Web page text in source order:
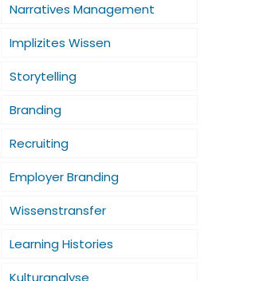
Narratives Management
Implizites Wissen
Storytelling
Branding
Recruiting
Employer Branding
Wissenstransfer
Learning Histories
Kulturanalyse